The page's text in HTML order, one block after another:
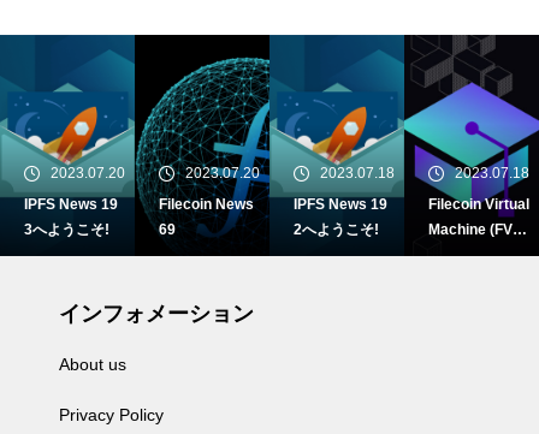
2023.07.20
IPFS News 19
3へようこそ!
2023.07.20
Filecoin News
69
2023.07.18
IPFS News 19
2へようこそ!
2023.07.18
Filecoin Virtual
Machine (FVM)
Builder Cohort
インフォメーション
About us
Privacy Policy